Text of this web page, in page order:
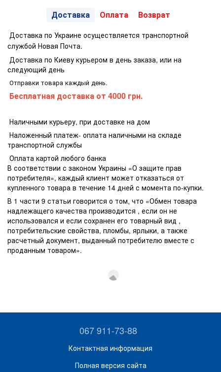
Доставка Оплата Возврат
Доставка по Украине осуществляется транспортной
службой Новая Почта.
Доставка по Киеву курьером в день заказа, или на
следующий день
Отправки товара каждый день.
Бесплатная доставка от 4000 грн.
Наличными курьеру, при доставке на дом
Наложенный платеж- оплата наличными на складе
транспортной службы
Оплата картой любого банка
В соответствии с законом Украины «О защите прав
потребителя», каждый клиент может отказаться от
купленного товара в течение 14 дней с момента по-купки.
В 1 части 9 статьи говорится о том, что «Обмен товара
надлежащего качества производится , если он не
использовался и если сохранен его товарный вид ,
потребительские свойства, пломбы, ярлыки, а также
расчетный документ, выданный потребителю вместе с
проданным товаром».
067 911-73-88
Контактная информация
Полная версия сайта